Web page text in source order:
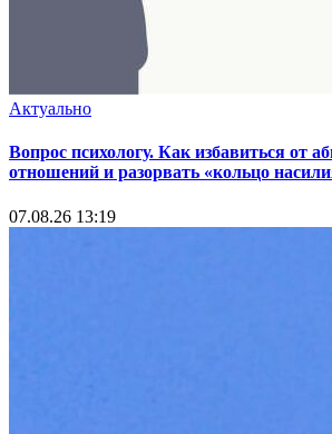
Актуально
Вопрос психологу. Как избавиться от
отношений и разорвать «кольцо
07.08.26 13:19